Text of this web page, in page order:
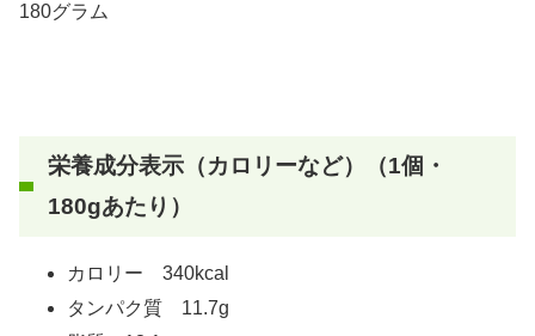
180グラム
栄養成分表示（カロリーなど）（1個・
180gあたり）
カロリー 340kcal
タンパク質 11.7g